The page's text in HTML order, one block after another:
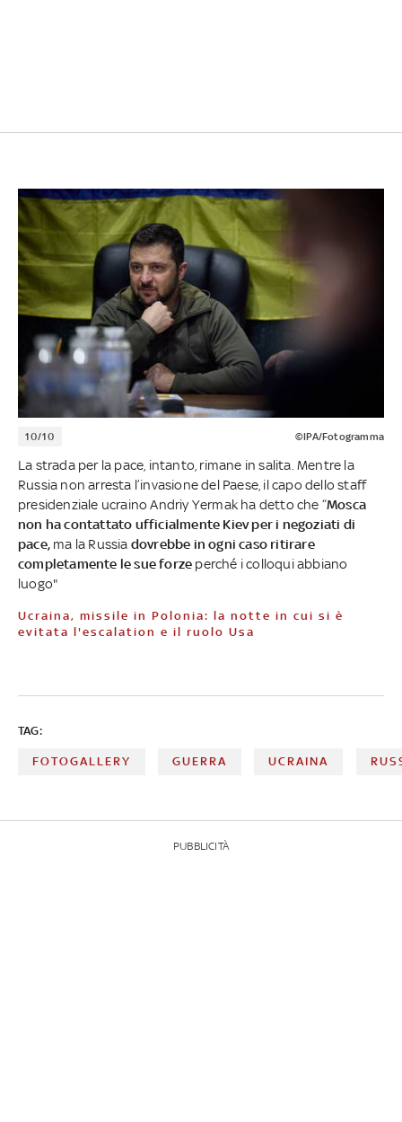
10/10 ©IPA/Fotogramma
La strada per la pace, intanto, rimane in salita. Mentre la
Russia non arresta l’invasione del Paese, il capo dello staff
presidenziale ucraino Andriy Yermak ha detto che “Mosca
non ha contattato ufficialmente Kiev per i negoziati di
pace, ma la Russia dovrebbe in ogni caso ritirare
completamente le sue forze perché i colloqui abbiano
luogo"
Ucraina, missile in Polonia: la notte in cui si è
evitata l'escalation e il ruolo Usa
TAG:
FOTOGALLERY GUERRA UCRAINA
PUBBLICITÀ